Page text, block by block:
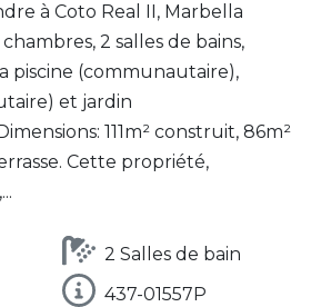
à Coto Real II, Marbella
2 salles de bains,
piscine (communautaire),
et jardin
111m² construit, 86m²
Cette propriété,
2 Salles de bain
437-01557P